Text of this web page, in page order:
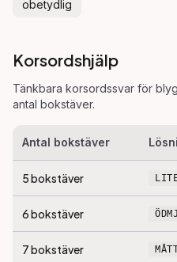
obetydlig
Korsordshjälp
Tänkbara korsordssvar för
antal bokstäver.
Antal bokstäver
5bokstäver
6bokstäver
7bokstäver